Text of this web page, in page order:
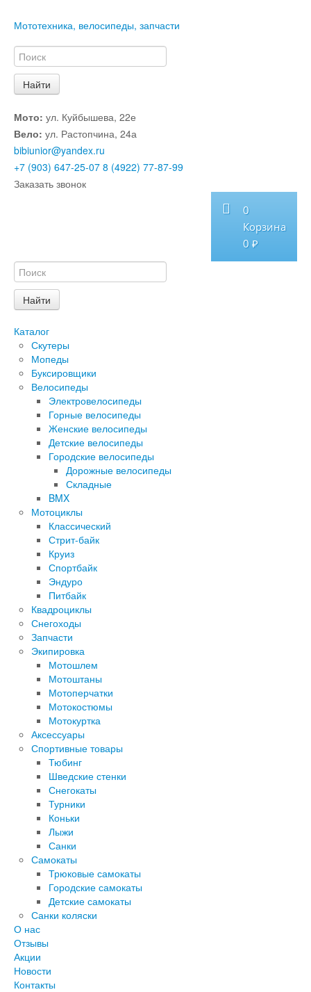
Мототехника, велосипеды, запчасти
Мото: ул. Куйбышева, 22е
Вело: ул. Растопчина, 24а
bibiunior@yandex.ru
+7 (903) 647-25-07 8 (4922) 77-87-99
Заказать звонок
0
Корзина
0 ₽
Каталог
Скутеры
Мопеды
Буксировщики
Велосипеды
Электровелосипеды
Горные велосипеды
Женские велосипеды
Детские велосипеды
Городские велосипеды
Дорожные велосипеды
Складные
BMX
Мотоциклы
Классический
Стрит-байк
Круиз
Спортбайк
Эндуро
Питбайк
Квадроциклы
Снегоходы
Запчасти
Экипировка
Мотошлем
Мотоштаны
Мотоперчатки
Мотокостюмы
Мотокуртка
Аксессуары
Спортивные товары
Тюбинг
Шведские стенки
Снегокаты
Турники
Коньки
Лыжи
Санки
Самокаты
Трюковые самокаты
Городские самокаты
Детские самокаты
Санки коляски
О нас
Отзывы
Акции
Новости
Контакты